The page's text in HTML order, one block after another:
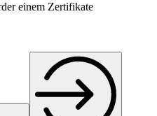
einem Zertifikate